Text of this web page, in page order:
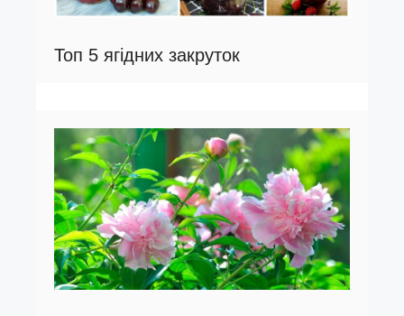
Топ 5 ягідних закруток